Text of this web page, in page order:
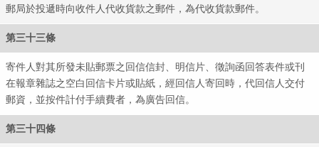
郵局於投遞時向收件人代收貨款之郵件，為代收貨款郵件。
第三十三條
寄件人對其所發未貼郵票之回信信封、明信片、徵詢函回答表件或刊
在報章雜誌之空白回信卡片或貼紙，經回信人寄回時，代回信人交付
郵資，並按件計付手續費者，為廣告回信。
第三十四條